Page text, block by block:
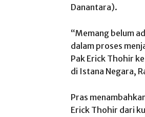
Danantara).
“Memang belum
dalam proses
Pak Erick Thohir
di Istana Negara,
Pras
Erick Thohir dari